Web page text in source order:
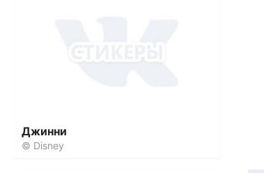
Джинни
© Disney